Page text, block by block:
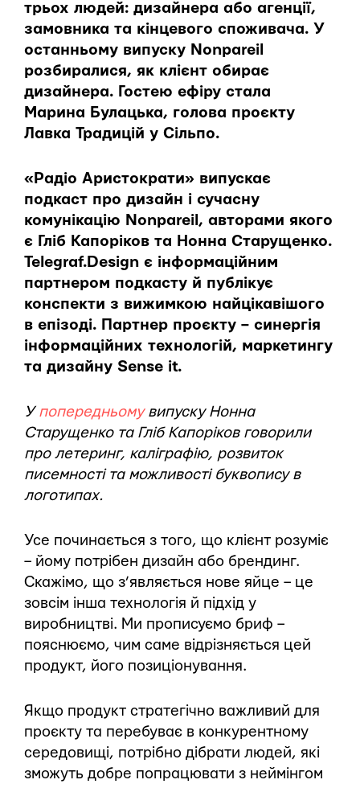
трьох людей: дизайнера або агенції,
замовника та кінцевого споживача. У
останньому випуску Nonpareil
розбиралися, як клієнт обирає
дизайнера. Гостею ефіру стала
Марина Булацька, голова проєкту
Лавка Традицій у Сільпо.
«Радіо Аристократи» випускає
подкаст про дизайн і сучасну
комунікацію Nonpareil, авторами якого
є Гліб Капоріков та Нонна Старущенко.
Telegraf.Design є інформаційним
партнером подкасту й публікує
конспекти з вижимкою найцікавішого
в епізоді. Партнер проєкту – синергія
інформаційних технологій, маркетингу
та дизайну Sense it.
У попередньомувипуску Нонна
Старущенко та Гліб Капоріков говорили
про летеринг, каліграфію, розвиток
писемності та можливості буквопису в
логотипах.
Усе починається з того, що клієнт розуміє
– йому потрібен дизайн або брендинг.
Скажімо, що з’являється нове яйце – це
зовсім інша технологія й підхід у
виробництві. Ми прописуємо бриф –
пояснюємо, чим саме відрізняється цей
продукт, його позиціонування.
Якщо продукт стратегічно важливий для
проєкту та перебуває в конкурентному
середовищі, потрібно дібрати людей, які
зможуть добре попрацювати з неймінгом